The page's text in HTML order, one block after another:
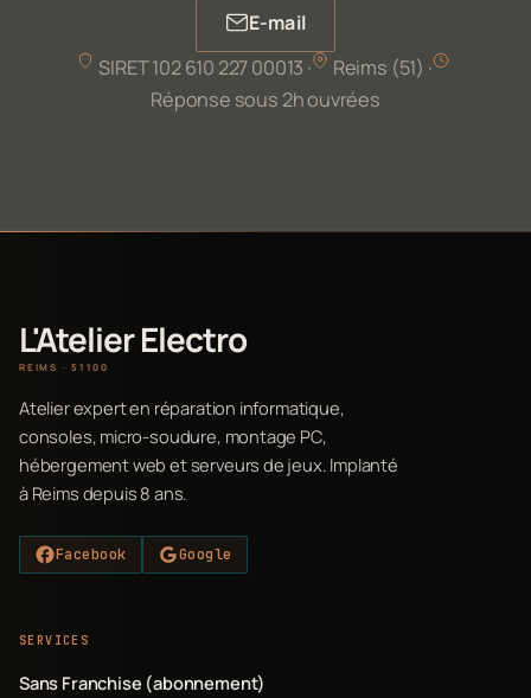
E-mail
SIRET 102 610 227 00013 ·
Reims (51) ·
Réponse sous 2h ouvrées
L'Atelier Electro
REIMS · 51100
Atelier expert en réparation informatique,
consoles, micro-soudure, montage PC,
hébergement web et serveurs de jeux. Implanté
à Reims depuis 8 ans.
Facebook Google
SERVICES
Sans Franchise (abonnement)